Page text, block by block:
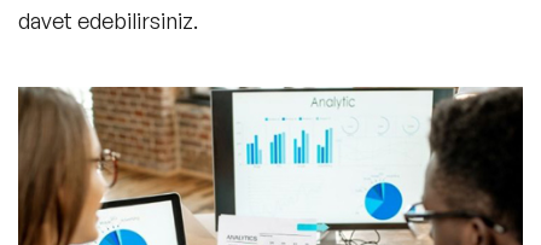
davet edebilirsiniz.